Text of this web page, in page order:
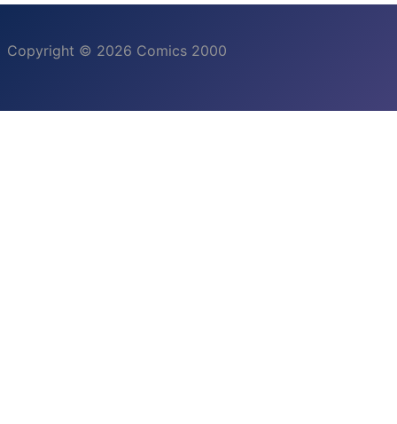
Copyright © 2026 Comics 2000